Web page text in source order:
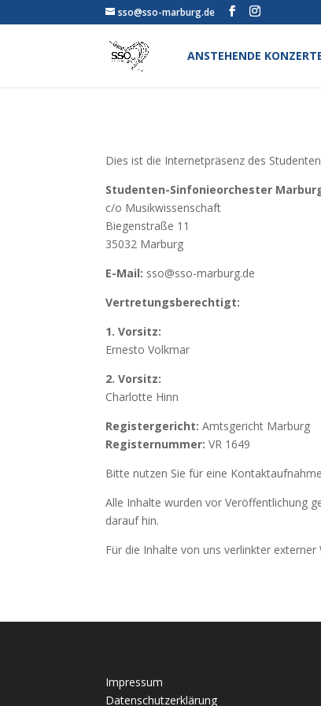
sso@sso-marburg.de
ANSTEHENDE
Dies ist die Internetpräsenz des
Studenten-Sinfonieorchester
c/o Musikwissenschaft
Biegenstraße 11
35032 Marburg
E-Mail: sso@sso-marburg.de
Vertretungsberechtigt:
1. Vorsitz:
Ernesto Volkmar
2. Vorsitz:
Charlotte Hinn
Registergericht: Amtsgericht Marburg
Registernummer: VR 1649
Bitte nutzen Sie für eine
Alle Inhalte wurden vor Veröffentlichung
darauf hin.
Für die Inhalte von uns verlinkter
Impressum
Datenschutzerklärung